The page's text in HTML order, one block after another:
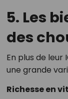
5. Les
des
En plus de leur
une grande
Richesse en